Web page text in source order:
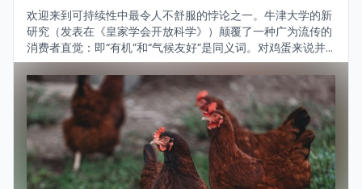
欢迎来到可持续性中最令人不舒服的悖论之一。牛津大学的新
研究（发表在《皇家学会开放科学》）颠覆了一种广为流传的
消费者直觉：即“有机”和“气候友好”是同义词。对鸡蛋来说并
非如此——恰恰相反。研究发现了什么？...